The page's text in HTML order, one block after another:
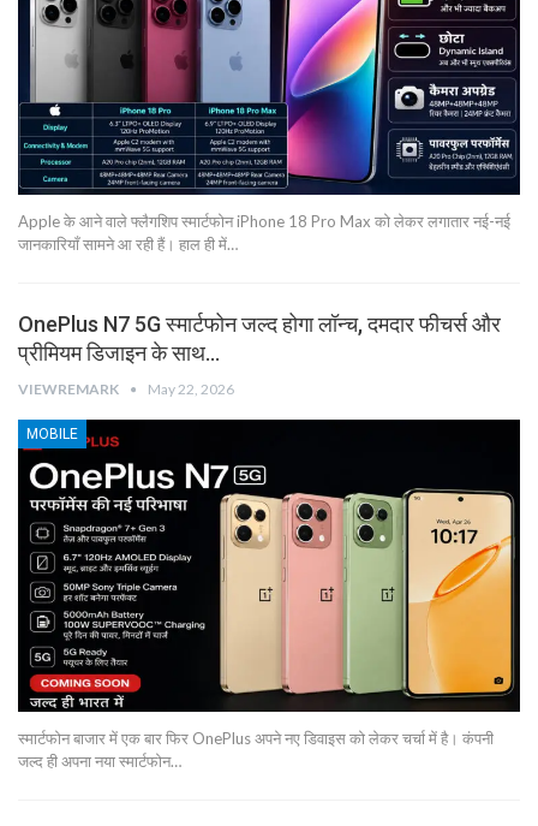
Apple के आने वाले फ्लैगशिप स्मार्टफोन iPhone 18 Pro Max को लेकर लगातार नई-नई
जानकारियाँ सामने आ रही हैं। हाल ही में…
OnePlus N7 5G स्मार्टफोन जल्द होगा लॉन्च, दमदार फीचर्स और
प्रीमियम डिजाइन के साथ…
VIEWREMARK May 22, 2026
MOBILE
स्मार्टफोन बाजार में एक बार फिर OnePlus अपने नए डिवाइस को लेकर चर्चा में है। कंपनी
जल्द ही अपना नया स्मार्टफोन…